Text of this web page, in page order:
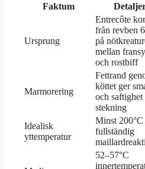
Faktum
Ursprung
Entrecôte
från revben
på
mellan
och rostbiff
Marmorering
Fettrand
köttet ger
och saftighet
stekning
Idealisk
yttemperatur
Minst
fullständig
52–57°C